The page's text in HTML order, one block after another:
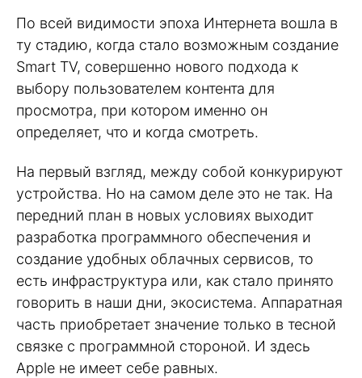
По всей видимости эпоха Интернета вошла в
ту стадию, когда стало возможным создание
Smart TV, совершенно нового подхода к
выбору пользователем контента для
просмотра, при котором именно он
определяет, что и когда смотреть.
На первый взгляд, между собой конкурируют
устройства. Но на самом деле это не так. На
передний план в новых условиях выходит
разработка программного обеспечения и
создание удобных облачных сервисов, то
есть инфраструктура или, как стало принято
говорить в наши дни, экосистема. Аппаратная
часть приобретает значение только в тесной
связке с программной стороной. И здесь
Apple не имеет себе равных.